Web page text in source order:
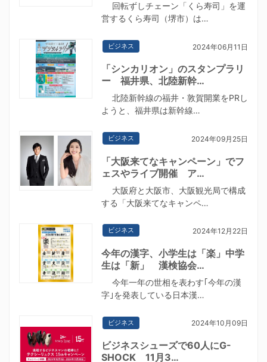
回転ずしチェーン「くら寿司」を運
営するくら寿司（堺市）は…
ビジネス 2024年06月11日
「シンカリオン」のスタンプラリ
ー 福井県、北陸新幹…
北陸新幹線の福井・敦賀開業をPRし
ようと、福井県は新幹線…
ビジネス 2024年09月25日
「大阪来てなキャンペーン」でフ
ェスやライブ開催 ア…
大阪府と大阪市、大阪観光局で構成
する「大阪来てなキャンペ…
ビジネス 2024年12月22日
今年の漢字、小学生は「楽」中学
生は「新」 漢検協会…
今年一年の世相を表わす｢今年の漢
字｣を発表している日本漢…
ビジネス 2024年10月09日
ビジネスシューズで60人にG-
SHOCK 11月3…